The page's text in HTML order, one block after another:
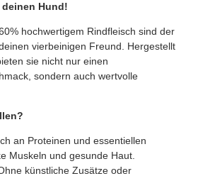
deinen Hund!
hochwertigem Rindfleisch sind der
vierbeinigen Freund. Hergestellt
sie nicht nur einen
sondern auch wertvolle
an Proteinen und essentiellen
Muskeln und gesunde Haut.
künstliche Zusätze oder